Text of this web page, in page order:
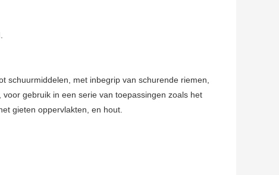
schuurmiddelen, met inbegrip van schurende riemen,
gebruik in een serie van toepassingen zoals het
gieten oppervlakten, en hout.